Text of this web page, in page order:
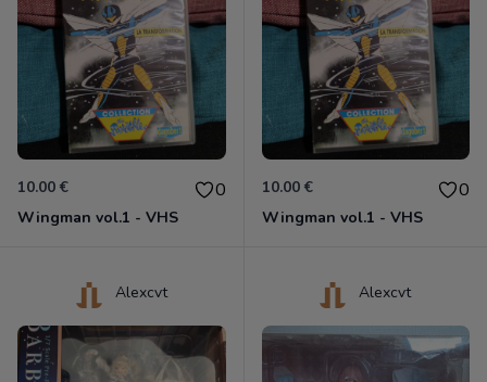
10.00 € 0
Wingman vol.1 - VHS
10.00 € 0
Wingman vol.1 - VHS
Alexcvt Alexcvt